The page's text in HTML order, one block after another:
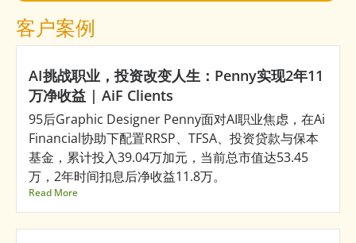
客户案例
AI挑战职业，投资改变人生：Penny实现2年11
万净收益 | AiF Clients
95后Graphic Designer Penny面对AI职业焦虑，在Ai
Financial协助下配置RRSP、TFSA、投资贷款与保本
基金，累计投入39.04万加元，当前总市值达53.45
万，2年时间扣息后净收益11.8万。
Read More